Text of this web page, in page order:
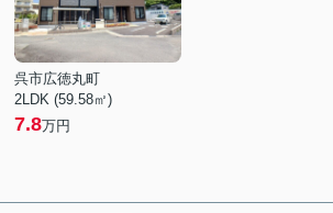
呉市広徳丸町
2LDK (59.58㎡)
7.8万円